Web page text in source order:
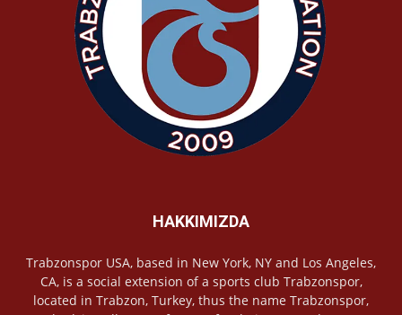
HAKKIMIZDA
Trabzonspor USA, based in New York, NY and Los Angeles,
CA, is a social extension of a sports club Trabzonspor,
located in Trabzon, Turkey, thus the name Trabzonspor,